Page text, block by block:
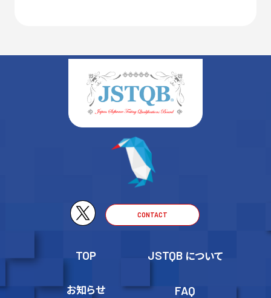
CONTACT
TOP JSTQB について
お知らせ FAQ